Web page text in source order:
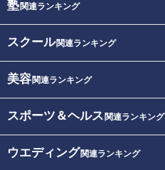
塾関連ランキング
スクール関連ランキング
美容関連ランキング
スポーツ＆ヘルス 関連ランキング
ウエディング関連ランキング